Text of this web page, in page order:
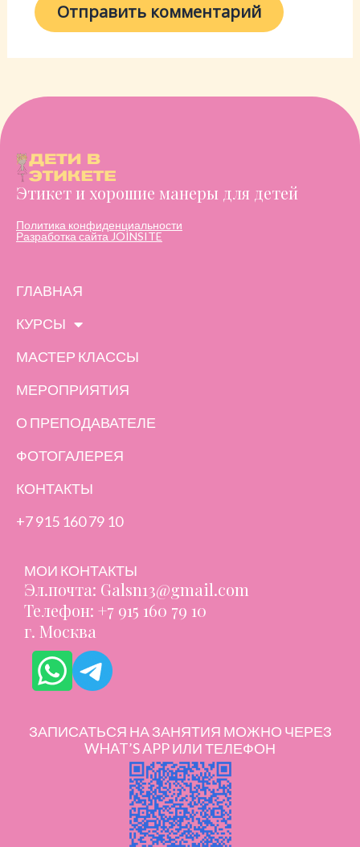
Этикет и хорошие манеры для детей
Политика конфиденциальности
Разработка сайта JOINSITE
ГЛАВНАЯ
КУРСЫ
МАСТЕР КЛАССЫ
МЕРОПРИЯТИЯ
О ПРЕПОДАВАТЕЛЕ
ФОТОГАЛЕРЕЯ
КОНТАКТЫ
+7 915 160 79 10
МОИ КОНТАКТЫ
Эл.почта: Galsn13@gmail.com
Телефон: +7 915 160 79 10
г. Москва
ЗАПИСАТЬСЯ НА ЗАНЯТИЯ МОЖНО ЧЕРЕЗ
WHAT’S APP ИЛИ ТЕЛЕФОН